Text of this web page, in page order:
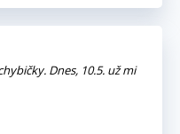
Dnes, 10.5. už mi